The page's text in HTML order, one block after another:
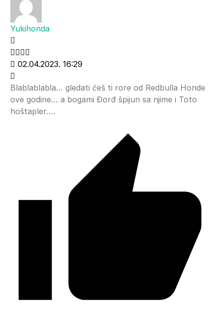
Yukihonda
02.04.2023. 16:29
Blablablabla… gledati ćeš ti rore od Redbulla Honde
ove godine… a bogami Đorđ špijun sa njime i Toto
hoštapler….